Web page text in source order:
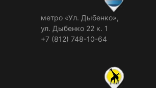
метро «Ул. Дыбенко»,
ул. Дыбенко 22 к. 1
+7 (812) 748-10-64